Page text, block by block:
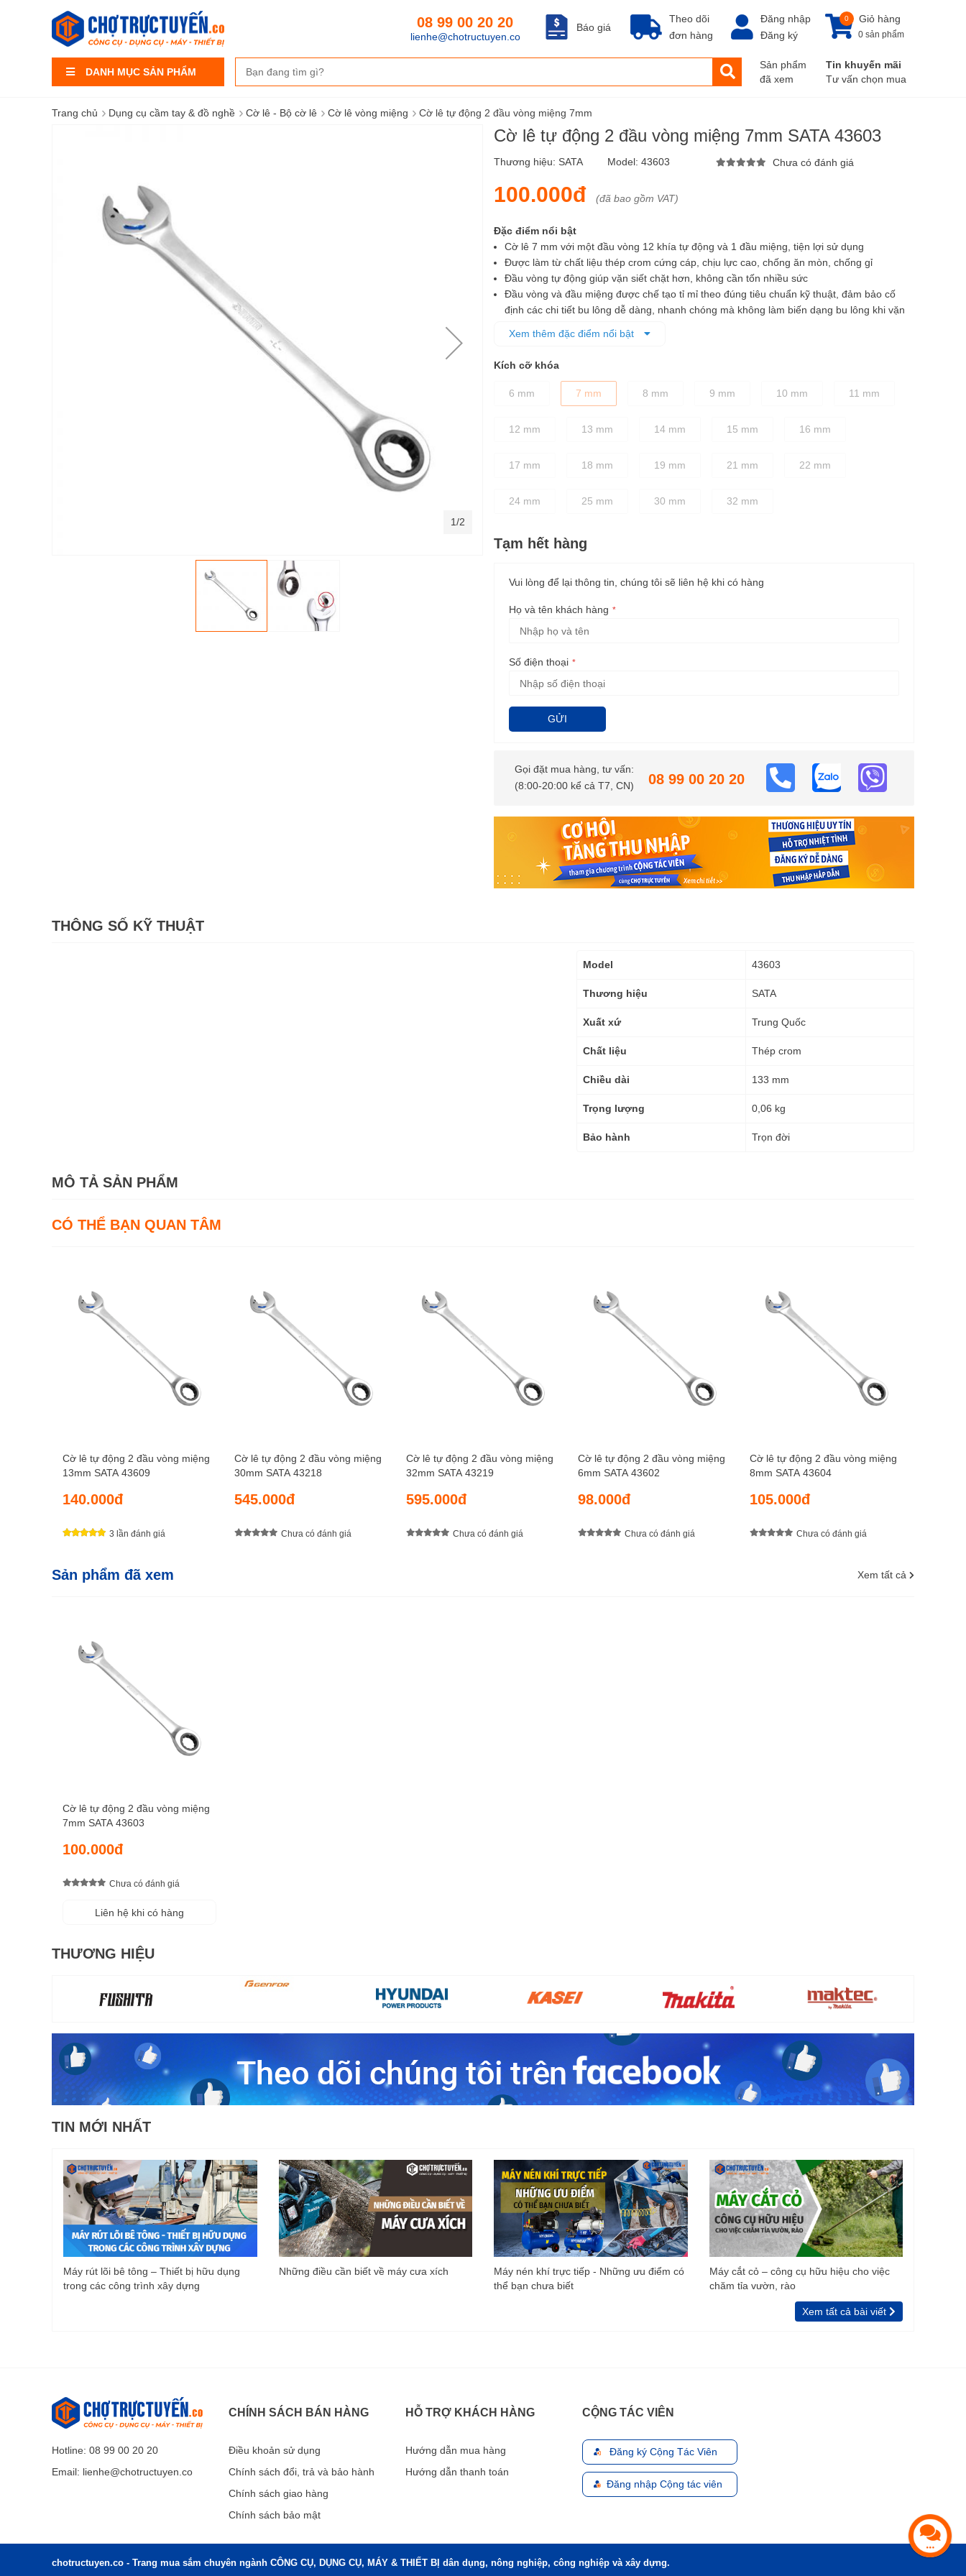
DANH MỤC SẢN PHẨM
Theo dõi
đơn hàng
Báo giá
08 99 00 20 20
lienhe@chotructuyen.co
Đăng nhập
Đăng ký
Giỏ hàng
0
0 sản phẩm
Sản phẩm
đã xem
Tin khuyến mãi
Tư vấn chọn mua
Trang chủ › Dụng cụ cầm tay & đồ nghề › Cờ lê - Bộ cờ lê › Cờ lê vòng miệng › Cờ lê tự động 2 đầu vòng miệng 7mm
Cờ lê tự động 2 đầu vòng miệng 7mm SATA 43603
Thương hiệu: SATA Model: 43603 Chưa có đánh giá
100.000đ (đã bao gồm VAT)
Đặc điểm nổi bật
Cờ lê 7 mm với một đầu vòng 12 khía tự động và 1 đầu miệng, tiện lợi sử dụng
Được làm từ chất liệu thép crom cứng cáp, chịu lực cao, chống ăn mòn, chống gỉ
Đầu vòng tự động giúp vặn siết chặt hơn, không cần tốn nhiều sức
Đầu vòng và đầu miệng được chế tạo tỉ mỉ theo đúng tiêu chuẩn kỹ thuật, đảm bảo cố
định các chi tiết bu lông dễ dàng, nhanh chóng mà không làm biến dạng bu lông khi vặn
Phần tay cầm có độ ma sát cao, giúp người dùng vặn siết chính xác, không bị trơn trượt
Xem thêm đặc điểm nổi bật
Kích cỡ khóa
6 mm 7 mm 8 mm 9 mm 10 mm 11 mm
12 mm 13 mm 14 mm 15 mm 16 mm
17 mm 18 mm 19 mm 21 mm 22 mm
24 mm 25 mm 30 mm 32 mm
Tạm hết hàng
Vui lòng để lại thông tin, chúng tôi sẽ liên hệ khi có hàng
Họ và tên khách hàng
Số điện thoại
GỬI
Gọi đặt mua hàng, tư vấn:
(8:00-20:00 kể cả T7, CN)
08 99 00 20 20
1/2
THÔNG SỐ KỸ THUẬT
Thông
kỹ
Model 43603
Thương hiệu SATA
Xuất xứ Trung Quốc
Chất liệu Thép crom
Chiều dài 133 mm
Trọng lượng 0,06 kg
Bảo hành Trọn đời
MÔ TẢ SẢN PHẨM
CÓ THỂ BẠN QUAN TÂM
Cờ lê tự động 2 đầu vòng miệng
13mm SATA 43609
140.000đ
3 lần đánh giá
Cờ lê tự động 2 đầu vòng miệng
30mm SATA 43218
545.000đ
Chưa có đánh giá
Cờ lê tự động 2 đầu vòng miệng
32mm SATA 43219
595.000đ
Chưa có đánh giá
Cờ lê tự động 2 đầu vòng miệng
6mm SATA 43602
98.000đ
Chưa có đánh giá
Cờ lê tự động 2 đầu vòng miệng
8mm SATA 43604
105.000đ
Chưa có đánh giá
Sản phẩm đã xem Xem tất cả
Cờ lê tự động 2 đầu vòng miệng
7mm SATA 43603
100.000đ
Chưa có đánh giá
Liên hệ khi có hàng
THƯƠNG HIỆU
TIN MỚI NHẤT
Máy rút lõi bê tông – Thiết bị hữu dụng
trong các công trình xây dựng
Những điều cần biết về máy cưa xích
Máy nén khí trực tiếp - Những ưu điểm có
thể bạn chưa biết
Máy cắt cỏ – công cụ hữu hiệu cho việc
chăm tỉa vườn, rào
Xem tất cả bài viết
Hotline: 08 99 00 20 20
Email: lienhe@chotructuyen.co
CHÍNH SÁCH BÁN HÀNG
Điều khoản sử dụng
Chính sách đổi, trả và bảo hành
Chính sách giao hàng
Chính sách bảo mật
HỖ TRỢ KHÁCH HÀNG
Hướng dẫn mua hàng
Hướng dẫn thanh toán
CỘNG TÁC VIÊN
Đăng ký Cộng Tác Viên
Đăng nhập Cộng tác viên
chotructuyen.co - Trang mua sắm chuyên ngành CÔNG CỤ, DỤNG CỤ, MÁY & THIẾT BỊ dân dụng, nông nghiệp, công nghiệp và xây dựng.